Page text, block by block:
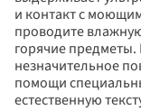
и контакт с
проводите
горячие предметы.
незначительное
помощи
естественную